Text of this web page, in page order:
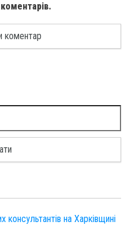
консультантів на Харківщині